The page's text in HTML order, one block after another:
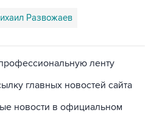
главных новостей сайта
новости в официальном